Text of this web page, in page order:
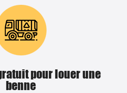
pour louer une
benne